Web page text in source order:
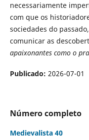
necessariamente
com que os
sociedades do
comunicar as
apaixonantes como o
Publicado: 2026-07-01
Número completo
Medievalista 40